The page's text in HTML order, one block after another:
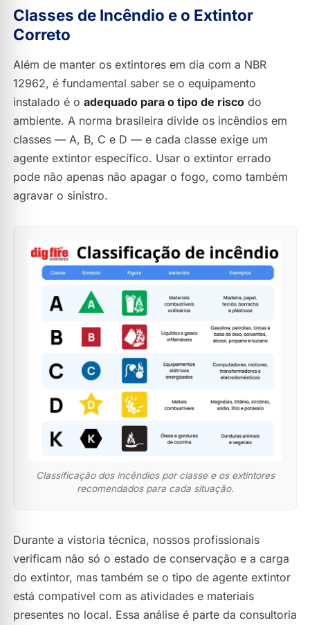
Classes de Incêndio e o Extintor
Correto
Além de manter os extintores em dia com a NBR
12962, é fundamental saber se o equipamento
instalado é o adequado para o tipo de risco do
ambiente. A norma brasileira divide os incêndios em
classes — A, B, C e D — e cada classe exige um
agente extintor específico. Usar o extintor errado
pode não apenas não apagar o fogo, como também
agravar o sinistro.
Classificação dos incêndios por classe e os extintores
recomendados para cada situação.
Durante a vistoria técnica, nossos profissionais
verificam não só o estado de conservação e a carga
do extintor, mas também se o tipo de agente extintor
está compatível com as atividades e materiais
presentes no local. Essa análise é parte da consultoria